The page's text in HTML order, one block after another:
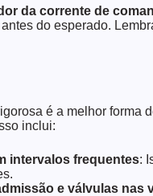
da corrente de
do esperado.
é a melhor forma
inclui:
intervalos frequentes:
e válvulas nas